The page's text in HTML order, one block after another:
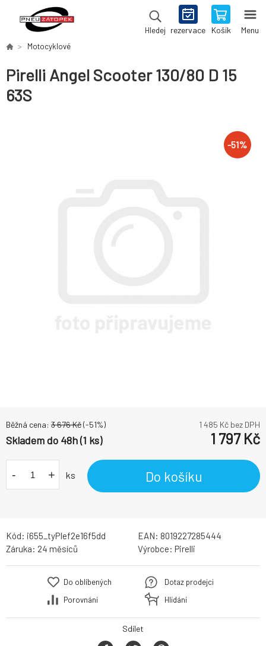
Hledej rezervace Košík Menu
Motocyklové
Pirelli Angel Scooter 130/80 D 15
63S
-51%
Běžná cena: 3 676Kč(-51%) 1 485 Kč bez DPH
Skladem do 48h (1 ks) 1 797Kč
- + ks Do košíku
Kód: i655_tyPIef2e16f5dd EAN: 8019227285444
Záruka: 24 měsíců Výrobce: Pirelli
Do oblíbených
Porovnání
Dotaz prodejci
Hlídání
Sdílet